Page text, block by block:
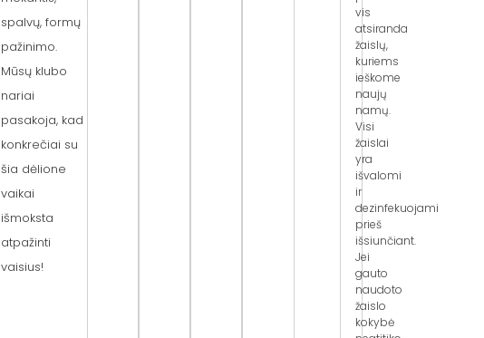
spalvų, formų
pažinimo.
Mūsų klubo
nariai
pasakoja, kad
konkrečiai su
šia dėlione
vaikai
išmoksta
atpažinti
vaisius!
vis
atsiranda
žaislų,
kuriems
ieškome
naujų
namų.
Visi
žaislai
yra
išvalomi
ir
dezinfekuojami
prieš
išsiunčiant.
Jei
gauto
naudoto
žaislo
kokybė